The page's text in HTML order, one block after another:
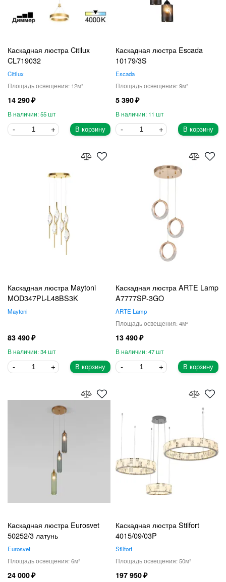
Каскадная люстра Citilux
CL719032
Citilux
12
14 290
55
В корзину
Каскадная люстра Escada
10179/3S
Escada
9
5 390
11
В корзину
Каскадная люстра Maytoni
MOD347PL-L48BS3K
Maytoni
83 490
34
В корзину
Каскадная люстра ARTE Lamp
A7777SP-3GO
ARTE Lamp
4
13 490
47
В корзину
Каскадная люстра Eurosvet
50252/3 латунь
Eurosvet
6
24 000
Каскадная люстра Stilfort
4015/09/03P
Stilfort
50
197 950